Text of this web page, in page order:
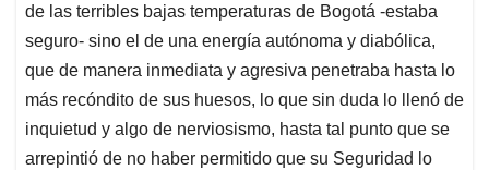
de las terribles bajas temperaturas de Bogotá -estaba
seguro- sino el de una energía autónoma y diabólica,
que de manera inmediata y agresiva penetraba hasta lo
más recóndito de sus huesos, lo que sin duda lo llenó de
inquietud y algo de nerviosismo, hasta tal punto que se
arrepintió de no haber permitido que su Seguridad lo